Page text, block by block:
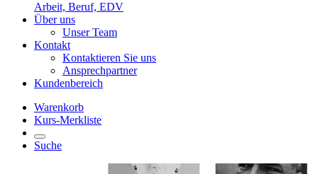
Arbeit, Beruf, EDV
Über uns
Unser Team
Kontakt
Kontaktieren Sie uns
Ansprechpartner
Kundenbereich
Warenkorb
Kurs-Merkliste
Suche